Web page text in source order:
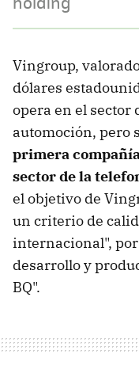
Vingroup,
dólares
opera en el sector
automoción, pero
primera
sector de la
el objetivo de
un criterio de
internacional",
desarrollo y
BQ".